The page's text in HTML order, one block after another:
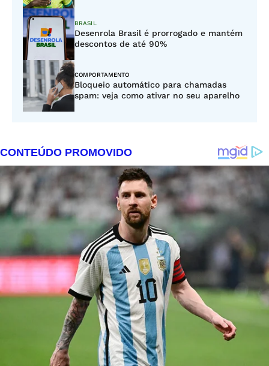
BRASIL
Desenrola Brasil é prorrogado e mantém
descontos de até 90%
COMPORTAMENTO
Bloqueio automático para chamadas
spam: veja como ativar no seu aparelho